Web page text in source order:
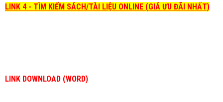
LINK 4 - TÌM KIẾM SÁCH/TÀI LIỆU ONLINE (GIÁ ƯU ĐÃI NHẤT)
LINK DOWNLOAD (WORD)